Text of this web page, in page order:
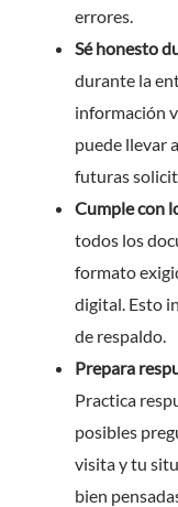
errores.
Sé honesto
durante la
información
puede llevar
futuras
Cumple con
todos los
formato
digital. Esto
de respaldo.
Prepara
Practica
posibles
visita y tu
bien